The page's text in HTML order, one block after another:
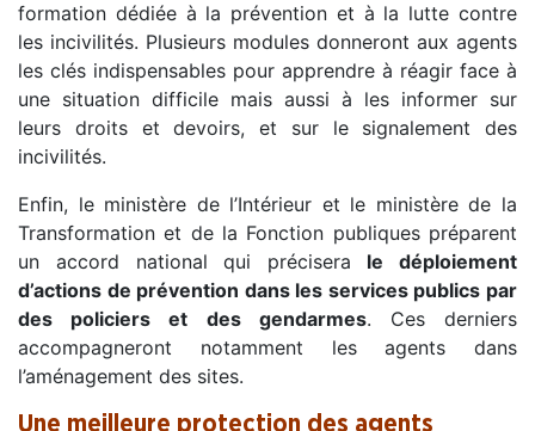
formation dédiée à la prévention et à la lutte contre
les incivilités. Plusieurs modules donneront aux agents
les clés indispensables pour apprendre à réagir face à
une situation difficile mais aussi à les informer sur
leurs droits et devoirs, et sur le signalement des
incivilités.
Enfin, le ministère de l’Intérieur et le ministère de la
Transformation et de la Fonction publiques préparent
un accord national qui précisera le déploiement
d’actions de prévention dans les services publics par
des policiers et des gendarmes. Ces derniers
accompagneront notamment les agents dans
l’aménagement des sites.
Une meilleure protection des agents